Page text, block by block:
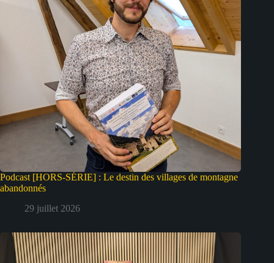
Podcast [HORS-SÉRIE] : Le destin des villages de montagne
abandonnés
29 juillet 2026